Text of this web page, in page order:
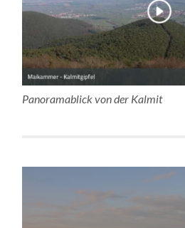
Panoramablick von der Kalmit